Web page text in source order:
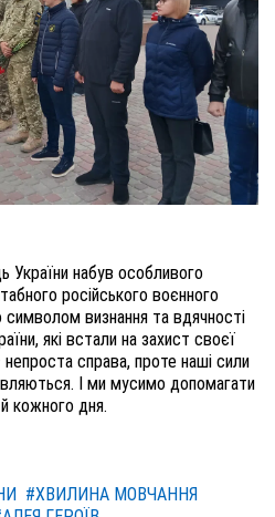
України набув особливого
російського воєнного
визнання та вдячності
які встали на захист своєї
справа, проте наші сили
І ми мусимо допомагати
кожного дня.
#ХВИЛИНА МОВЧАННЯ